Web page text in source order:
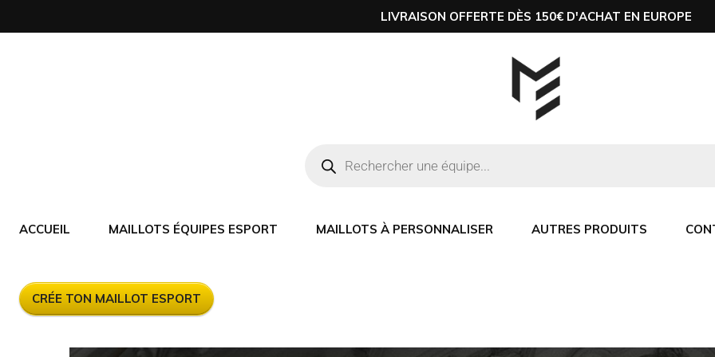
LIVRAISON OFFERTE DÈS 150€ D'ACHAT EN EUROPE
ACCUEIL MAILLOTS ÉQUIPES ESPORT MAILLOTS À PERSONNALISER AUTRES PRODUITS
CRÉE TON MAILLOT ESPORT